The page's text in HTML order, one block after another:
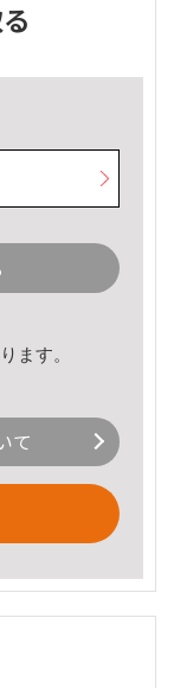
ます。
て